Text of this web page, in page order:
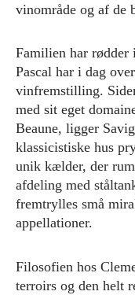
vinområde og af de
Familien har rødder
Pascal har i dag
vinfremstilling.
med sit eget
Beaune, ligger
klassicistiske hus
unik kælder, der
afdeling med
fremtrylles små
appellationer.
Filosofien hos
terroirs og den helt